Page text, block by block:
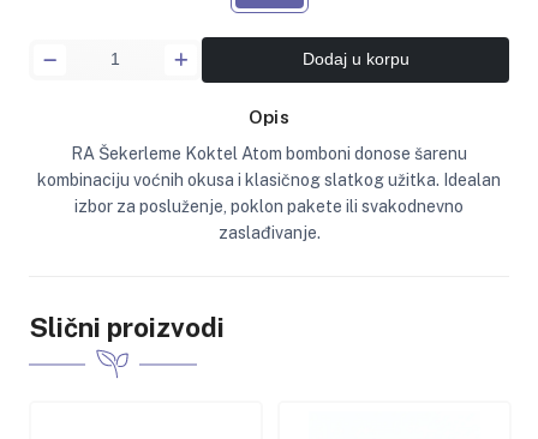
Dodaj u korpu
Opis
RA Šekerleme Koktel Atom bomboni donose šarenu
kombinaciju voćnih okusa i klasičnog slatkog užitka. Idealan
izbor za posluženje, poklon pakete ili svakodnevno
zaslađivanje.
Slični proizvodi